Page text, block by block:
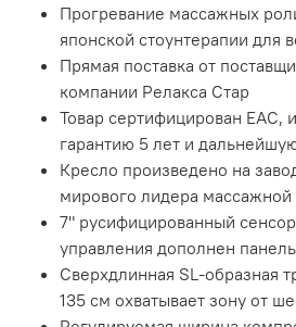
Прогревание массажных
японской стоунтерапии для
Прямая поставка от
компании Релакса Стар
Товар сертифицирован
гарантию 5 лет и
Кресло произведено на
мирового лидера массажной
7" русифицированный
управления дополнен
Сверхдлинная SL-образная
135 см охватывает зону от